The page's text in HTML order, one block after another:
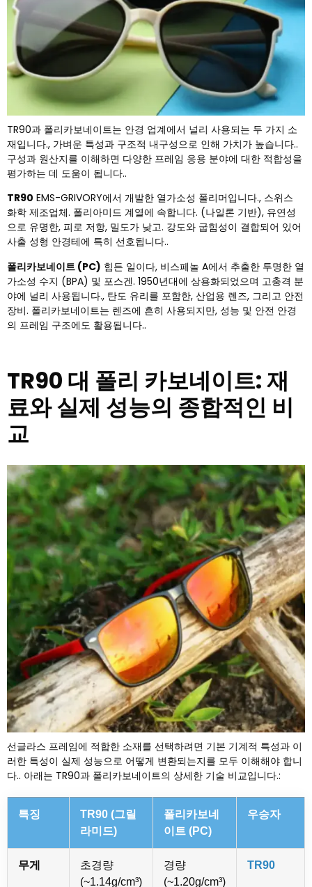
TR90과 폴리카보네이트는 안경 업계에서 널리 사용되는 두 가지 소
재입니다., 가벼운 특성과 구조적 내구성으로 인해 가치가 높습니다..
구성과 원산지를 이해하면 다양한 프레임 응용 분야에 대한 적합성을
평가하는 데 도움이 됩니다..
TR90 EMS-GRIVORY에서 개발한 열가소성 폴리머입니다., 스위스
화학 제조업체. 폴리아미드 계열에 속합니다. (나일론 기반), 유연성
으로 유명한, 피로 저항, 밀도가 낮고. 강도와 굽힘성이 결합되어 있어
사출 성형 안경테에 특히 선호됩니다..
폴리카보네이트 (PC) 힘든 일이다, 비스페놀 A에서 추출한 투명한 열
가소성 수지 (BPA) 및 포스겐. 1950년대에 상용화되었으며 고충격 분
야에 널리 사용됩니다., 탄도 유리를 포함한, 산업용 렌즈, 그리고 안전
장비. 폴리카보네이트는 렌즈에 흔히 사용되지만, 성능 및 안전 안경
의 프레임 구조에도 활용됩니다..
TR90 대 폴리 카보네이트: 재
료와 실제 성능의 종합적인 비
교
선글라스 프레임에 적합한 소재를 선택하려면 기본 기계적 특성과 이
러한 특성이 실제 성능으로 어떻게 변환되는지를 모두 이해해야 합니
다.. 아래는 TR90과 폴리카보네이트의 상세한 기술 비교입니다.:
특징
TR90 (그릴
라미드)
폴리카보네
이트 (PC)
우승자
무게
초경량
(~1.14g/cm³)
경량
(~1.20g/cm³)
TR90